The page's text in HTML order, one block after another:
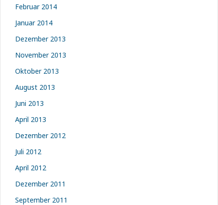
Februar 2014
Januar 2014
Dezember 2013
November 2013
Oktober 2013
August 2013
Juni 2013
April 2013
Dezember 2012
Juli 2012
April 2012
Dezember 2011
September 2011